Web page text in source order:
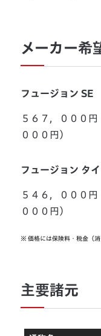
メーカー希
フュージョン SE
５６７，０００
０００円）
フュージョン タ
５４６，０００
０００円）
※ 価格には保険料・税金（
主要諸元